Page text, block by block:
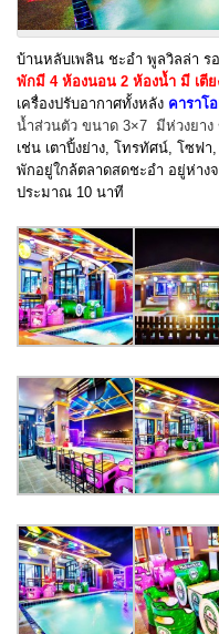
บ้านหลับเพลิน ชะอำ พูลวิลล่า ร
พักมี 4 ห้องนอน 2 ห้องน้ำ มี เตีย
เครื่องปรับอากาศทั้งหลัง คาราโ
น้ำส่วนตัว ขนาด 3×7 มีห่วงยาง
เช่น เตาปิ้งย่าง, โทรทัศน์, โซฟ
พักอยู่ใกล้ตลาดสดชะอำ อยู่ห่า
ประมาณ 10 นาที